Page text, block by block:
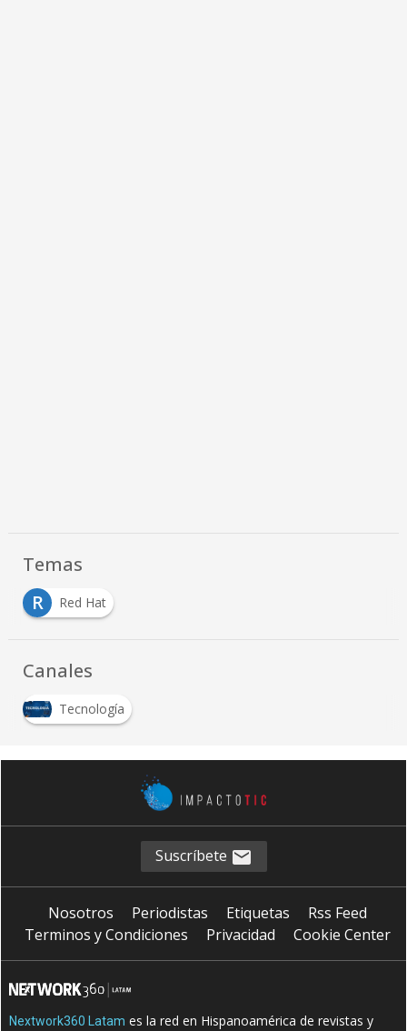
Temas
R
Red Hat
Canales
Tecnología
Suscríbete
Nosotros Periodistas Etiquetas
Rss Feed
Terminos y Condiciones
Privacidad Cookie Center
Nextwork360 Latam es la red en Hispanoamérica de revistas y